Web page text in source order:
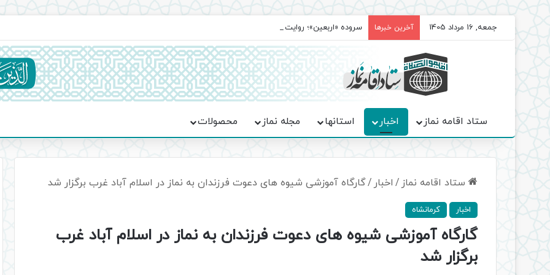
جمعه, 16 مرداد 1405 آخرین خبرها سروده‌ «اربعین»؛ روایت حماسه، استقامت و تمدن‌سازی امت اسلامی
ستاد اقامه نماز اخبار استانها مجله نماز محصولات
ستاد اقامه نماز / اخبار /گارگاه آموزشی شیوه های دعوت فرزندان به نماز در اسلام آباد غرب برگزار شد
اخبار کرمانشاه
گارگاه آموزشی شیوه های دعوت فرزندان به نماز در اسلام آباد غرب
برگزار شد